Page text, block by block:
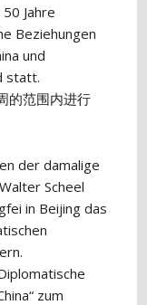
Jahre
Beziehungen
und
statt.
的范围内进行
der damalige
Scheel
in Beijing das
zum